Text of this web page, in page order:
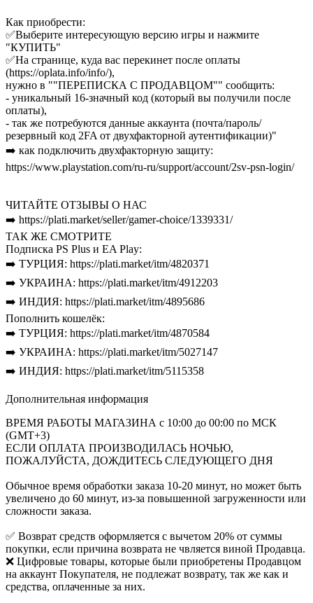
Как приобрести:
✅Выберите интересующую версию игры и нажмите
"КУПИТЬ"
✅На странице, куда вас перекинет после оплаты
(https://oplata.info/info/),
нужно в ""ПЕРЕПИСКА С ПРОДАВЦОМ"" сообщить:
- уникальный 16-значный код (который вы получили после
оплаты),
- так же потребуются данные аккаунта (почта/пароль/
резервный код 2FA от двухфакторной аутентификации)"
➡️ как подключить двухфакторную защиту:
https://www.playstation.com/ru-ru/support/account/2sv-psn-login/
ЧИТАЙТЕ ОТЗЫВЫ О НАС
➡️ https://plati.market/seller/gamer-choice/1339331/
ТАК ЖЕ СМОТРИТЕ
Подписка PS Plus и EA Play:
➡️ ТУРЦИЯ: https://plati.market/itm/4820371
➡️ УКРАИНА: https://plati.market/itm/4912203
➡️ ИНДИЯ: https://plati.market/itm/4895686
Пополнить кошелёк:
➡️ ТУРЦИЯ: https://plati.market/itm/4870584
➡️ УКРАИНА: https://plati.market/itm/5027147
➡️ ИНДИЯ: https://plati.market/itm/5115358
Дополнительная информация
ВРЕМЯ РАБОТЫ МАГАЗИНА с 10:00 до 00:00 по МСК
(GMT+3)
ЕСЛИ ОПЛАТА ПРОИЗВОДИЛАСЬ НОЧЬЮ,
ПОЖАЛУЙСТА, ДОЖДИТЕСЬ СЛЕДУЮЩЕГО ДНЯ
Обычное время обработки заказа 10-20 минут, но может быть
увеличено до 60 минут, из-за повышенной загруженности или
сложности заказа.
✅ Возврат средств оформляется с вычетом 20% от суммы
покупки, если причина возврата не чвляется виной Продавца.
❌ Цифровые товары, которые были приобретены Продавцом
на аккаунт Покупателя, не подлежат возврату, так же как и
средства, оплаченные за них.